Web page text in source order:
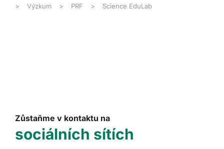
Výzkum PRF Science EduLab
Zůstaňme v kontaktu na
sociálních sítích